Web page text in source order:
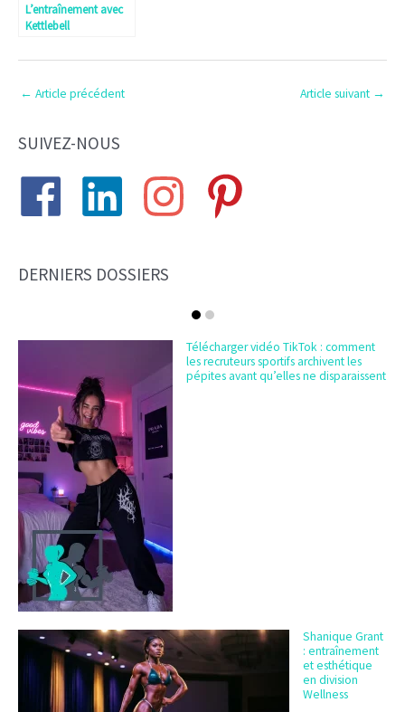
L’entraînement avec
Kettlebell
← Article précédent Article suivant →
SUIVEZ-NOUS
DERNIERS DOSSIERS
Télécharger vidéo TikTok : comment
les recruteurs sportifs archivent les
pépites avant qu’elles ne disparaissent
Shanique Grant
: entraînement
et esthétique
en division
Wellness